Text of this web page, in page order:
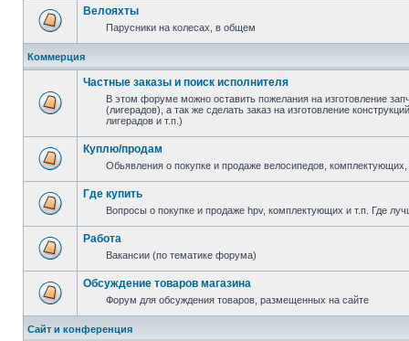
Велояхты
Парусники на колесах, в общем
Коммерция
Частные заказы и поиск исполнителя
В этом форуме можно оставить пожелания на изготовление
(лигерадов), а так же сделать заказ на изготовление
лигерадов и т.п.)
Куплю/продам
Обьявления о покупке и продаже велосипедов,
Где купить
Вопросы о покупке и продаже hpv, комплектующих и т.п. Где
Работа
Вакансии (по тематике форума)
Обсуждение товаров магазина
Форум для обсуждения товаров, размещенных на сайте
Сайт и конференция